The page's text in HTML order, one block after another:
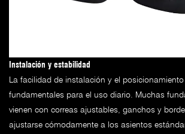
Instalación y estabilidad
La facilidad de instalación y el
fundamentales para el uso diario. Muchas
vienen con correas ajustables, ganchos y
ajustarse cómodamente a los asientos